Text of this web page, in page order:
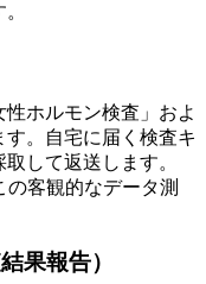
ホルモン検査」およ
。自宅に届く検査キ
して返送します。
客観的なデータ測
果報告）